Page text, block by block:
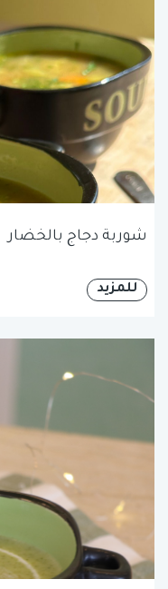
شوربة دجاج بالخضار
للمزيد